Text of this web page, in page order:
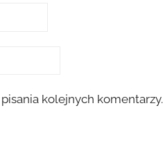
kolejnych komentarzy.